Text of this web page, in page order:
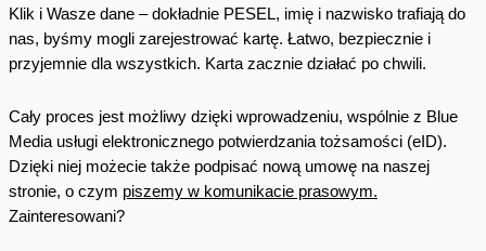
Klik i Wasze dane – dokładnie PESEL, imię i nazwisko trafiają do
nas, byśmy mogli zarejestrować kartę. Łatwo, bezpiecznie i
przyjemnie dla wszystkich. Karta zacznie działać po chwili.
Cały proces jest możliwy dzięki wprowadzeniu, wspólnie z Blue
Media usługi elektronicznego potwierdzania tożsamości (eID).
Dzięki niej możecie także podpisać nową umowę na naszej
stronie, o czym piszemy w komunikacie prasowym.
Zainteresowani?